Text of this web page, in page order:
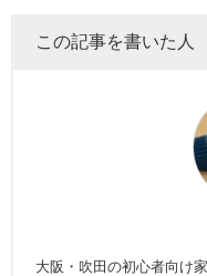
この記事を書いた人
大阪・吹田の初心者向け